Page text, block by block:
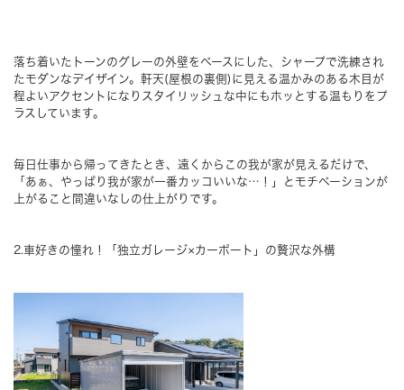
落ち着いたトーンのグレーの外壁をベースにした、シャープで洗練され
たモダンなデイザイン。軒天(屋根の裏側)に見える温かみのある木目が
程よいアクセントになりスタイリッシュな中にもホッとする温もりをプ
ラスしています。
毎日仕事から帰ってきたとき、遠くからこの我が家が見えるだけで、
「あぁ、やっぱり我が家が一番カッコいいな…！」とモチベーションが
上がること間違いなしの仕上がりです。
2.車好きの憧れ！「独立ガレージ×カーポート」の贅沢な外構